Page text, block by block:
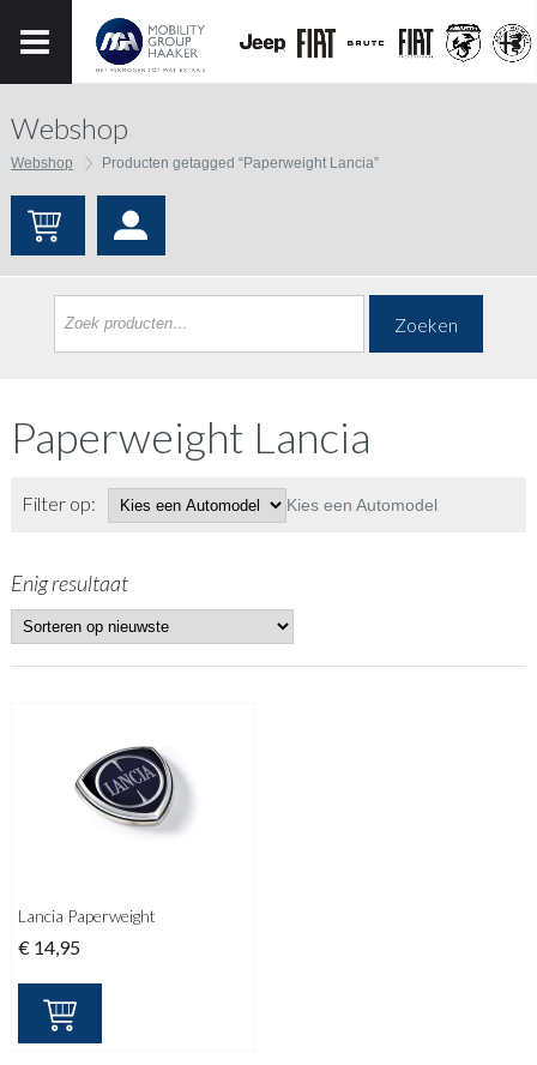
Webshop
Webshop Producten getagged “Paperweight Lancia”
Zoeken
Paperweight Lancia
Filter op: Kies een Automodel
Enig resultaat
Lancia Paperweight
€ 14,95